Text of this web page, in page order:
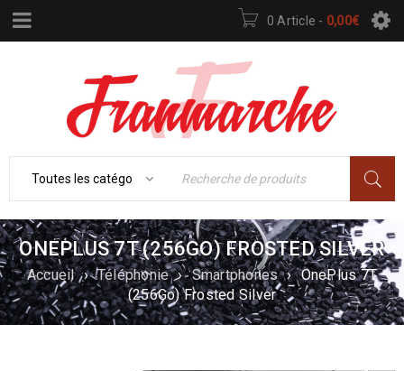
0 Article - 0,00€
ONEPLUS 7T (256GO) FROSTED SILVER
Accueil › Téléphonie › Smartphones › OnePlus 7T
(256Go) Frosted Silver